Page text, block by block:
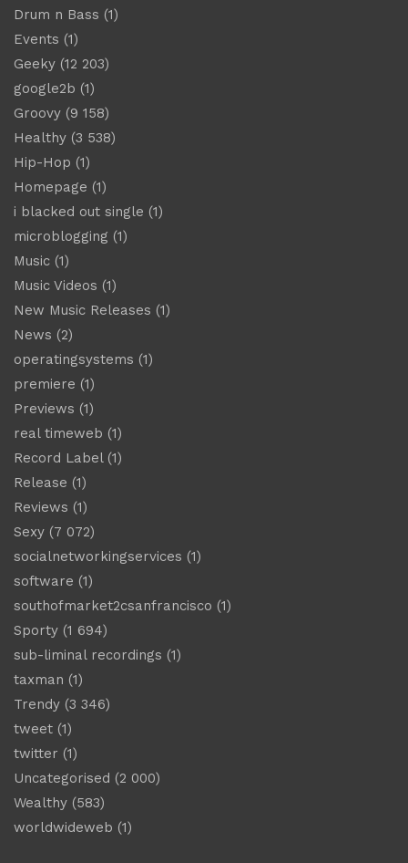
Drum n Bass (1)
Events (1)
Geeky (12 203)
google2b (1)
Groovy (9 158)
Healthy (3 538)
Hip-Hop (1)
Homepage (1)
i blacked out single (1)
microblogging (1)
Music (1)
Music Videos (1)
New Music Releases (1)
News (2)
operatingsystems (1)
premiere (1)
Previews (1)
real timeweb (1)
Record Label(1)
Release (1)
Reviews (1)
Sexy (7 072)
socialnetworkingservices (1)
software (1)
southofmarket2csanfrancisco (1)
Sporty (1 694)
sub-liminal recordings (1)
taxman (1)
Trendy (3 346)
tweet (1)
twitter (1)
Uncategorised (2 000)
Wealthy (583)
worldwideweb (1)